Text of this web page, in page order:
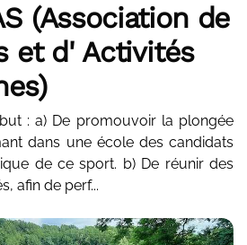
(Association de
et d' Activités
: a) De promouvoir la plongée
dans une école des candidats
de ce sport. b) De réunir des
afin de perf...